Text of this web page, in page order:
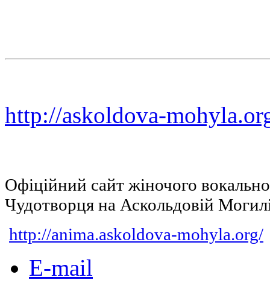
http://askoldova-
Офіційний сайт жіночого
Чудотворця на Аскольдовій
http://anima.askoldova-mohyla.org/
E-mail